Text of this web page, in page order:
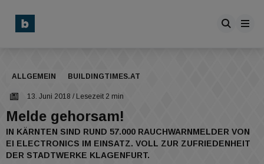
ALLGEMEIN BUILDINGTIMES.AT
13. Juni 2018 / Lesezeit 2 min
Melde gehorsam!
IN KÄRNTEN SIND RUND 57.000 RAUCHWARNMELDER VON
EI ELECTRONICS IM EINSATZ. VOLL ZUR ZUFRIEDENHEIT
DER STADTWERKE KLAGENFURT.